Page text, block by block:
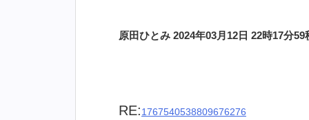
原田ひとみ 2024年03月12日 22時17分59
RE:1767540538809676276